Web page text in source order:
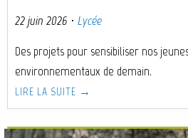
22 juin 2026 · Lycée
Des projets pour sensibiliser nos
environnementaux de demain.
LIRE LA SUITE →